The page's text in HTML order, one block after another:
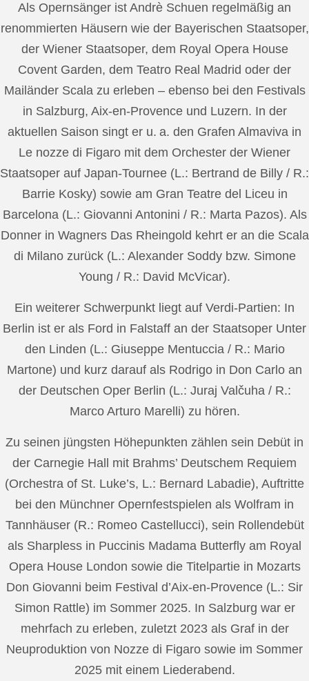
Als Opernsänger ist Andrè Schuen regelmäßig an
renommierten Häusern wie der Bayerischen Staatsoper,
der Wiener Staatsoper, dem Royal Opera House
Covent Garden, dem Teatro Real Madrid oder der
Mailänder Scala zu erleben – ebenso bei den Festivals
in Salzburg, Aix-en-Provence und Luzern. In der
aktuellen Saison singt er u. a. den Grafen Almaviva in
Le nozze di Figaro mit dem Orchester der Wiener
Staatsoper auf Japan-Tournee (L.: Bertrand de Billy / R.:
Barrie Kosky) sowie am Gran Teatre del Liceu in
Barcelona (L.: Giovanni Antonini / R.: Marta Pazos). Als
Donner in Wagners Das Rheingold kehrt er an die Scala
di Milano zurück (L.: Alexander Soddy bzw. Simone
Young / R.: David McVicar).
Ein weiterer Schwerpunkt liegt auf Verdi-Partien: In
Berlin ist er als Ford in Falstaff an der Staatsoper Unter
den Linden (L.: Giuseppe Mentuccia / R.: Mario
Martone) und kurz darauf als Rodrigo in Don Carlo an
der Deutschen Oper Berlin (L.: Juraj Valčuha / R.:
Marco Arturo Marelli) zu hören.
Zu seinen jüngsten Höhepunkten zählen sein Debüt in
der Carnegie Hall mit Brahms’ Deutschem Requiem
(Orchestra of St. Luke’s, L.: Bernard Labadie), Auftritte
bei den Münchner Opernfestspielen als Wolfram in
Tannhäuser (R.: Romeo Castellucci), sein Rollendebüt
als Sharpless in Puccinis Madama Butterfly am Royal
Opera House London sowie die Titelpartie in Mozarts
Don Giovanni beim Festival d’Aix-en-Provence (L.: Sir
Simon Rattle) im Sommer 2025. In Salzburg war er
mehrfach zu erleben, zuletzt 2023 als Graf in der
Neuproduktion von Nozze di Figaro sowie im Sommer
2025 mit einem Liederabend.